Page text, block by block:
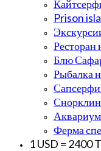
Prison
Ресторан
Блю
Рыбалка
Ферма
1 USD = 2400